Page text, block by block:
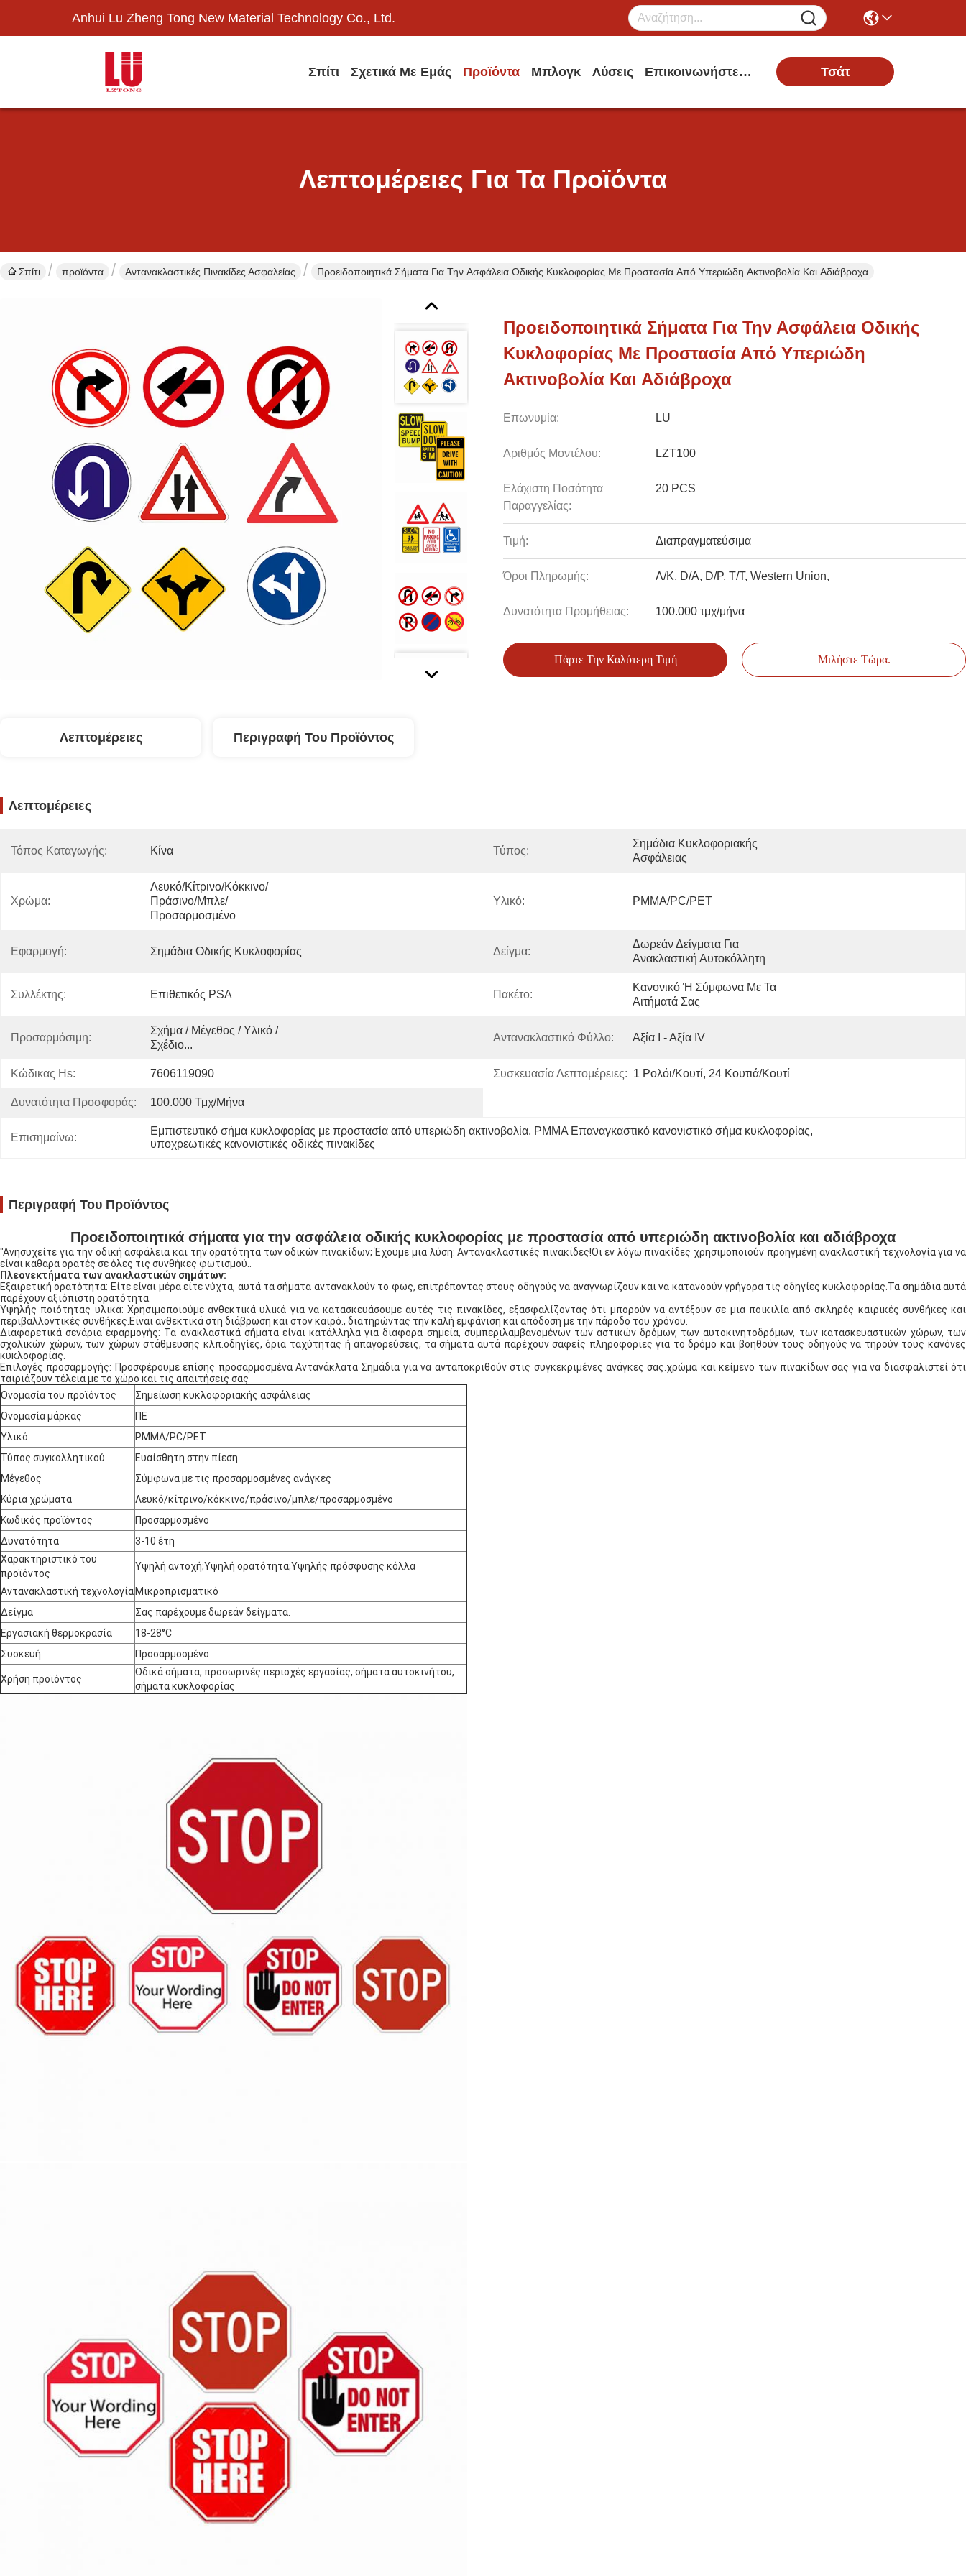
Anhui Lu Zheng Tong New Material Technology Co., Ltd.
Σπίτι Σχετικά Με Εμάς Προϊόντα Μπλογκ Λύσεις Επικοινωνήστε Μαζί Μας Τσάτ
Λεπτομέρειες Για Τα Προϊόντα
Σπίτι προϊόντα Αντανακλαστικές Πινακίδες Ασφαλείας Προειδοποιητικά Σήματα Για Την Ασφάλεια Οδικής Κυκλοφορίας Με Προστασία Από Υπεριώδη Ακτινοβολία Και Αδιάβροχα
Προειδοποιητικά Σήματα Για Την Ασφάλεια Οδικής
Κυκλοφορίας Με Προστασία Από Υπεριώδη
Ακτινοβολία Και Αδιάβροχα
Επωνυμία: LU
Αριθμός Μοντέλου: LZT100
Ελάχιστη Ποσότητα
Παραγγελίας:
20 PCS
Τιμή: Διαπραγματεύσιμα
Όροι Πληρωμής: Λ/Κ, D/A, D/P, T/T, Western Union,
Δυνατότητα Προμήθειας: 100.000 τμχ/μήνα
Πάρτε Την Καλύτερη Τιμή Μιλήστε Τώρα.
Λεπτομέρειες Περιγραφή Του Προϊόντος
Λεπτομέρειες
Τόπος Καταγωγής: Κίνα Τύπος:
Σημάδια Κυκλοφοριακής
Ασφάλειας
Χρώμα:
Λευκό/κίτρινο/κόκκινο/
Πράσινο/μπλε/
Προσαρμοσμένο
Υλικό: PMMA/PC/PET
Εφαρμογή: Σημάδια Οδικής Κυκλοφορίας Δείγμα:
Δωρεάν Δείγματα Για
Ανακλαστική Αυτοκόλλητη
Συλλέκτης: Επιθετικός PSA Πακέτο:
Κανονικό Ή Σύμφωνα Με Τα
Αιτήματά Σας
Προσαρμόσιμη:
Σχήμα / Μέγεθος / Υλικό /
Σχέδιο...
Αντανακλαστικό Φύλλο: Αξία Ι - Αξία IV
Κώδικας Hs: 7606119090 Συσκευασία Λεπτομέρειες: 1 Ρολόι/κουτί, 24 Κουτιά/κουτί
Δυνατότητα Προσφοράς: 100.000 Τμχ/μήνα
Επισημαίνω:
Εμπιστευτικό σήμα κυκλοφορίας με προστασία από υπεριώδη ακτινοβολία, PMMA Επαναγκαστικό κανονιστικό σήμα κυκλοφορίας,
υποχρεωτικές κανονιστικές οδικές πινακίδες
Περιγραφή Του Προϊόντος
Προειδοποιητικά σήματα για την ασφάλεια οδικής κυκλοφορίας με προστασία από υπεριώδη ακτινοβολία και αδιάβροχα
"Ανησυχείτε για την οδική ασφάλεια και την ορατότητα των οδικών πινακίδων; Έχουμε μια λύση: Αντανακλαστικές πινακίδες!Οι εν λόγω πινακίδες χρησιμοποιούν προηγμένη ανακλαστική τεχνολογία για να
είναι καθαρά ορατές σε όλες τις συνθήκες φωτισμού..
Πλεονεκτήματα των ανακλαστικών σημάτων:
Εξαιρετική ορατότητα: Είτε είναι μέρα είτε νύχτα, αυτά τα σήματα αντανακλούν το φως, επιτρέποντας στους οδηγούς να αναγνωρίζουν και να κατανοούν γρήγορα τις οδηγίες κυκλοφορίας.Τα σημάδια αυτά
παρέχουν αξιόπιστη ορατότητα.
Υψηλής ποιότητας υλικά: Χρησιμοποιούμε ανθεκτικά υλικά για να κατασκευάσουμε αυτές τις πινακίδες, εξασφαλίζοντας ότι μπορούν να αντέξουν σε μια ποικιλία από σκληρές καιρικές συνθήκες και
περιβαλλοντικές συνθήκες.Είναι ανθεκτικά στη διάβρωση και στον καιρό., διατηρώντας την καλή εμφάνιση και απόδοση με την πάροδο του χρόνου.
Διαφορετικά σενάρια εφαρμογής: Τα ανακλαστικά σήματα είναι κατάλληλα για διάφορα σημεία, συμπεριλαμβανομένων των αστικών δρόμων, των αυτοκινητοδρόμων, των κατασκευαστικών χώρων, των
σχολικών χώρων, των χώρων στάθμευσης κλπ.οδηγίες, όρια ταχύτητας ή απαγορεύσεις, τα σήματα αυτά παρέχουν σαφείς πληροφορίες για το δρόμο και βοηθούν τους οδηγούς να τηρούν τους κανόνες
κυκλοφορίας.
Επιλογές προσαρμογής: Προσφέρουμε επίσης προσαρμοσμένα Αντανάκλατα Σημάδια για να ανταποκριθούν στις συγκεκριμένες ανάγκες σας.χρώμα και κείμενο των πινακίδων σας για να διασφαλιστεί ότι
ταιριάζουν τέλεια με το χώρο και τις απαιτήσεις σας
Ονομασία του προϊόντος
Σημείωση κυκλοφοριακής ασφάλειας
Ονομασία μάρκας
ΠΕ
Υλικό
PMMA/PC/PET
Τύπος συγκολλητικού
Ευαίσθητη στην πίεση
Μέγεθος
Σύμφωνα με τις προσαρμοσμένες ανάγκες
Κύρια χρώματα
Λευκό/κίτρινο/κόκκινο/πράσινο/μπλε/προσαρμοσμένο
Κωδικός προϊόντος
Προσαρμοσμένο
Δυνατότητα
3-10 έτη
Χαρακτηριστικό του
προϊόντος
Υψηλή αντοχή;Υψηλή ορατότητα;Υψηλής πρόσφυσης κόλλα
Αντανακλαστική τεχνολογία Μικροπρισματικό
Δείγμα
Σας παρέχουμε δωρεάν δείγματα.
Εργασιακή θερμοκρασία
18-28°C
Συσκευή
Προσαρμοσμένο
Χρήση προϊόντος
Οδικά σήματα, προσωρινές περιοχές εργασίας, σήματα αυτοκινήτου,
σήματα κυκλοφορίας